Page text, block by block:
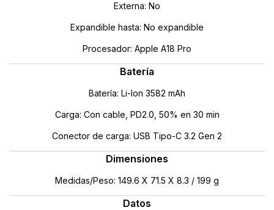
Externa: No
Expandible hasta: No expandible
Procesador: Apple A18 Pro
Batería
Batería: Li-Ion 3582 mAh
Carga: Con cable, PD2.0, 50% en 30 min
Conector de carga: USB Tipo-C 3.2 Gen 2
Dimensiones
Medidas/Peso: 149.6 X 71.5 X 8.3 / 199 g
Datos